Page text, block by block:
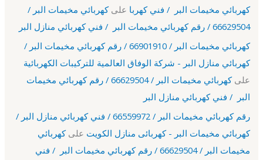
كهربائي مخيمات البر / فني كهربا علىكهربائي مخيمات البر /
66629504 / رقم كهربائي مخيمات البر / فني كهربائي منازل البر
كهربائي مخيمات البر / 66901910 / رقم كهربائي مخيمات البر /
كهربائي منازل البر - شركة الوفاق العالمية للتركيبات الكهربائية
على
كهربائي مخيمات البر / 66629504 / رقم كهربائي مخيمات
البر / فني كهربائي منازل البر
رقم كهربائي مخيمات البر / 66559972 / فني كهربائي منازل البر /
كهربائي مخيمات البر - كهربائى منازل الكويت علىكهربائي
مخيمات البر / 66629504 / رقم كهربائي مخيمات البر / فني